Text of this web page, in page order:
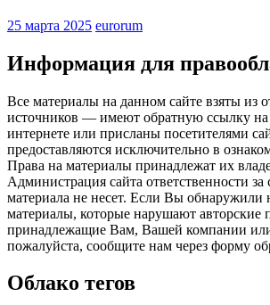
25 марта 2025 eurorum
Информация для
Все материалы на данном сайте взяты из
источников — имеют обратную ссылку на
интернете или присланы посетителями
предоставляются исключительно в
Права на материалы принадлежат их
Администрация сайта ответственности за
материала не несет. Если Вы обнаружили
материалы, которые нарушают авторские
принадлежащие Вам, Вашей компании
пожалуйста, сообщите нам через форму
Облако тегов